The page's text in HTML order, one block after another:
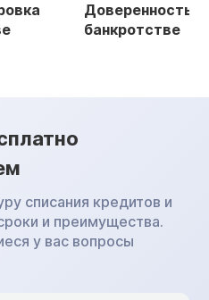
Доверенность
банкротстве
списания кредитов и
и преимущества.
у вас вопросы